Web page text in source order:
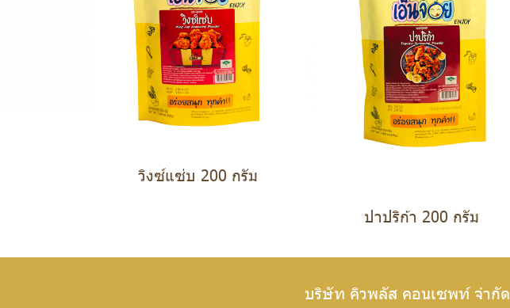
วิงซ์แซ่บ 200 กรัม
ปาปริก้า 200 กรัม
บริษัท คิวพลัส คอนเซพท์ จำกัด